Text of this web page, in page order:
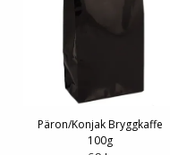
Päron/Konjak Bryggkaffe
100g